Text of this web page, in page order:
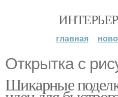
главная
Открытка с
Шикарные